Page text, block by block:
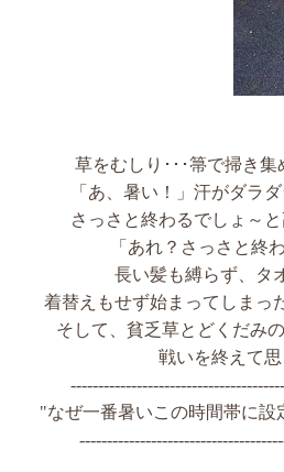
草をむしり･･･箒で掃き集
「あ、暑い！」汗がダラ
さっさと終わるでしょ～
「あれ？さっさと終
長い髪も縛らず、タ
着替えもせず始まってしまっ
そして、貧乏草とどくだみ
戦いを終えて
"なぜ一番暑いこの時間帯に設